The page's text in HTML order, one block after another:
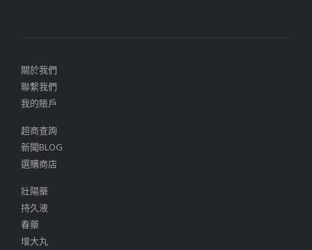
關於我們
聯繫我們
我的賬戶
超商查詢
新聞BLOG
選購商店
壯陽藥
持久液
春藥
增大丸